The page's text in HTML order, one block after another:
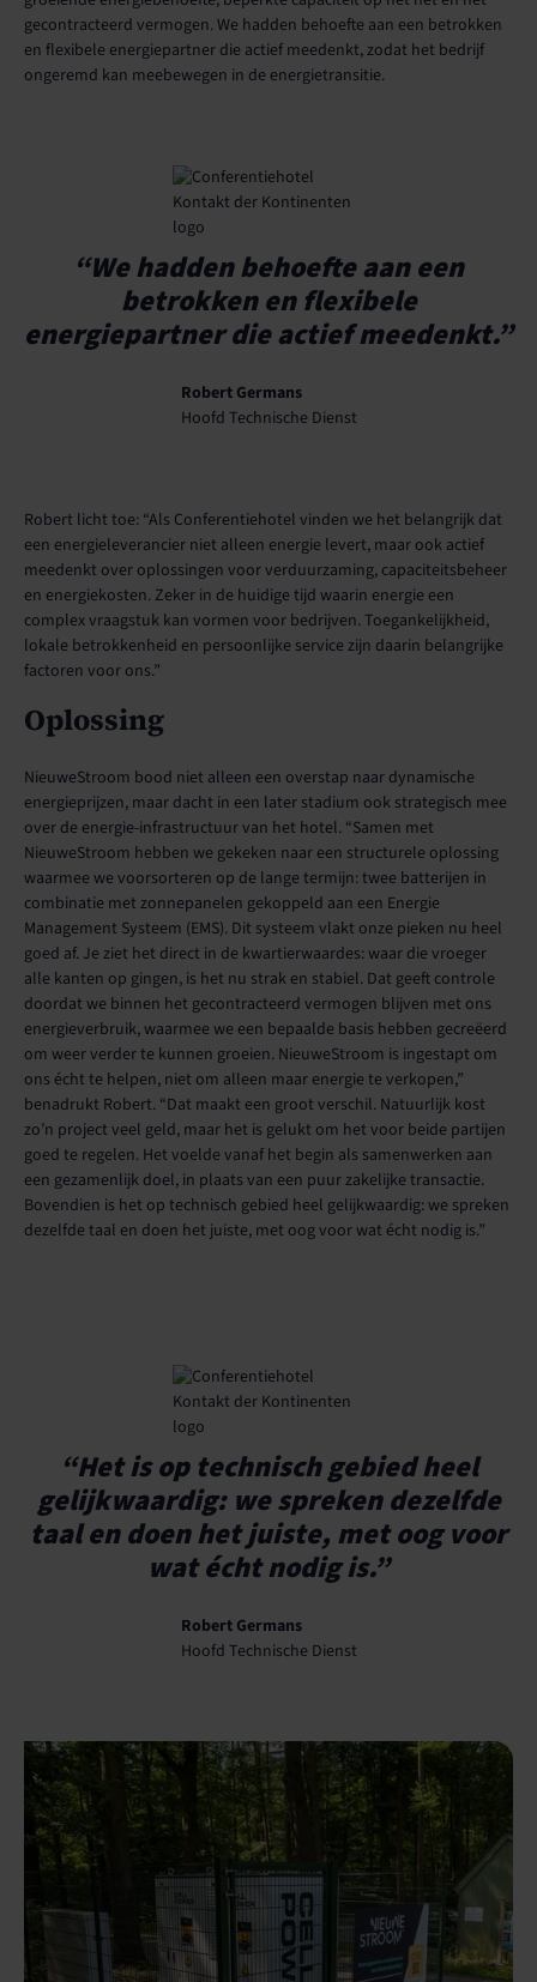
gecontracteerd vermogen. We hadden behoefte aan een betrokken
en flexibele energiepartner die actief meedenkt, zodat het bedrijf
ongeremd kan meebewegen in de energietransitie.
“We hadden behoefte aan een
betrokken en flexibele
energiepartner die actief meedenkt.”
Robert Germans
Hoofd Technische Dienst
Robert licht toe: “Als Conferentiehotel vinden we het belangrijk dat
een energieleverancier niet alleen energie levert, maar ook actief
meedenkt over oplossingen voor verduurzaming, capaciteitsbeheer
en energiekosten. Zeker in de huidige tijd waarin energie een
complex vraagstuk kan vormen voor bedrijven. Toegankelijkheid,
lokale betrokkenheid en persoonlijke service zijn daarin belangrijke
factoren voor ons.”
Oplossing
NieuweStroom bood niet alleen een overstap naar dynamische
energieprijzen, maar dacht in een later stadium ook strategisch mee
over de energie-infrastructuur van het hotel. “Samen met
NieuweStroom hebben we gekeken naar een structurele oplossing
waarmee we voorsorteren op de lange termijn: twee batterijen in
combinatie met zonnepanelen gekoppeld aan een Energie
Management Systeem (EMS). Dit systeem vlakt onze pieken nu heel
goed af. Je ziet het direct in de kwartierwaardes: waar die vroeger
alle kanten op gingen, is het nu strak en stabiel. Dat geeft controle
doordat we binnen het gecontracteerd vermogen blijven met ons
energieverbruik, waarmee we een bepaalde basis hebben gecreëerd
om weer verder te kunnen groeien. NieuweStroom is ingestapt om
ons écht te helpen, niet om alleen maar energie te verkopen,”
benadrukt Robert. “Dat maakt een groot verschil. Natuurlijk kost
zo’n project veel geld, maar het is gelukt om het voor beide partijen
goed te regelen. Het voelde vanaf het begin als samenwerken aan
een gezamenlijk doel, in plaats van een puur zakelijke transactie.
Bovendien is het op technisch gebied heel gelijkwaardig: we spreken
dezelfde taal en doen het juiste, met oog voor wat écht nodig is.”
“Het is op technisch gebied heel
gelijkwaardig: we spreken dezelfde
taal en doen het juiste, met oog voor
wat écht nodig is.”
Robert Germans
Hoofd Technische Dienst